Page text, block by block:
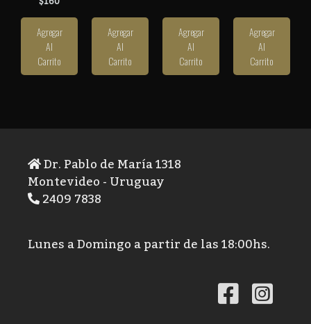
Agregar
Al
Carrito
Agregar
Al
Carrito
Agregar
Al
Carrito
Agregar
Al
Carrito
Dr. Pablo de María 1318
Montevideo - Uruguay
2409 7838
Lunes a Domingo a partir de las 18:00hs.